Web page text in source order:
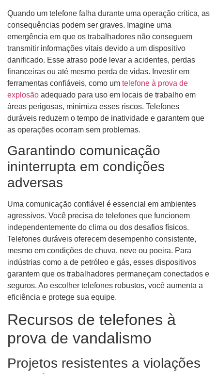
Quando um telefone falha durante uma operação crítica, as
consequências podem ser graves. Imagine uma
emergência em que os trabalhadores não conseguem
transmitir informações vitais devido a um dispositivo
danificado. Esse atraso pode levar a acidentes, perdas
financeiras ou até mesmo perda de vidas. Investir em
ferramentas confiáveis, como um telefone à prova de
explosão adequado para uso em locais de trabalho em
áreas perigosas, minimiza esses riscos. Telefones
duráveis ​​reduzem o tempo de inatividade e garantem que
as operações ocorram sem problemas.
Garantindo comunicação
ininterrupta em condições
adversas
Uma comunicação confiável é essencial em ambientes
agressivos. Você precisa de telefones que funcionem
independentemente do clima ou dos desafios físicos.
Telefones duráveis ​​oferecem desempenho consistente,
mesmo em condições de chuva, neve ou poeira. Para
indústrias como a de petróleo e gás, esses dispositivos
garantem que os trabalhadores permaneçam conectados e
seguros. Ao escolher telefones robustos, você aumenta a
eficiência e protege sua equipe.
Recursos de telefones à
prova de vandalismo
Projetos resistentes a violações